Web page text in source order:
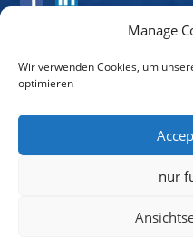
Manage
Wir verwenden Cookies, um
optimieren
nur